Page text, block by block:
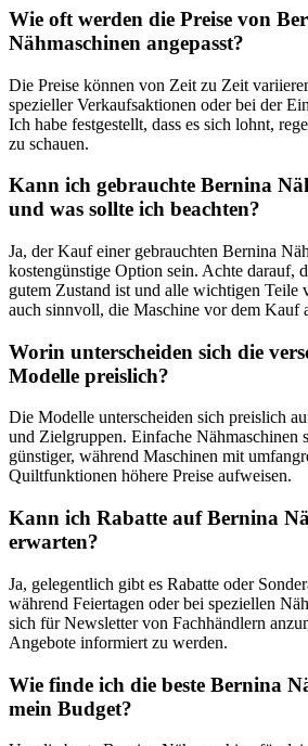
Wie oft werden die Preise von
Nähmaschinen angepasst?
Die Preise können⁢ von Zeit zu ‍Zeit
spezieller Verkaufsaktionen oder bei der
Ich‍ habe festgestellt, dass es sich lohnt,
zu schauen.
Kann ich ‌gebrauchte Bernina
und was sollte ich beachten?
Ja, der Kauf einer gebrauchten Bernina
kostengünstige Option sein.‍ Achte darauf,
gutem Zustand ist ​und⁢ alle wichtigen Teile
auch sinnvoll, die Maschine vor dem Kauf
Worin unterscheiden sich die
Modelle‍ preislich?
Die Modelle unterscheiden sich preislich
und Zielgruppen. Einfache Nähmaschinen​
günstiger, ⁤während Maschinen mit
‌Quiltfunktionen höhere Preise aufweisen.
Kann⁤ ich Rabatte auf Bernina
erwarten?
Ja, ‌gelegentlich ⁣gibt‌ es Rabatte oder
während Feiertagen oder bei speziellen
sich für Newsletter von Fachhändlern
Angebote⁤ informiert zu ‍werden.
Wie finde ich​ die beste Bernina
mein Budget?